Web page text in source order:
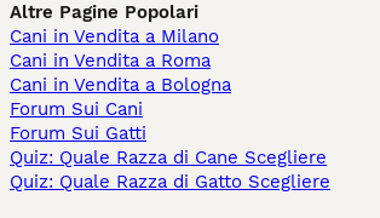
Altre Pagine Popolari
Cani in Vendita a Milano
Cani in Vendita a Roma
Cani in Vendita a Bologna
Forum Sui Cani
Forum Sui Gatti
Quiz: Quale Razza di Cane Scegliere
Quiz: Quale Razza di Gatto Scegliere